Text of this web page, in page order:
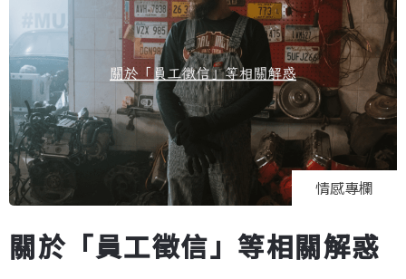
情感專欄
關於「員工徵信」等相關解惑